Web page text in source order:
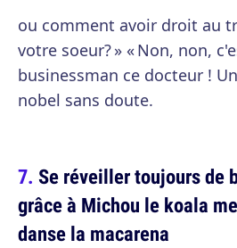
ou comment avoir droit au
votre soeur? » « Non, non,
businessman ce docteur !
nobel sans doute.
Se réveiller toujours de
grâce à Michou le koala
danse la macarena